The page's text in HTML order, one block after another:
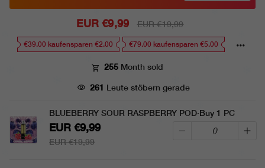
Sale
price
EUR €9,99
Regular
price
EUR €19,99
€39.00 kaufensparen €2.00 €79.00 kaufensparen €5.00
255 Month sold
261 Leute stöbern gerade
BLUEBERRY SOUR RASPBERRY POD·Buy 1 PC
EUR €9,99
EUR €19,99